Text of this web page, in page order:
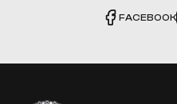
FACEBOOK